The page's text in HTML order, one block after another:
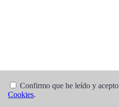
Confirmo que he leído y acepto
Cookies.